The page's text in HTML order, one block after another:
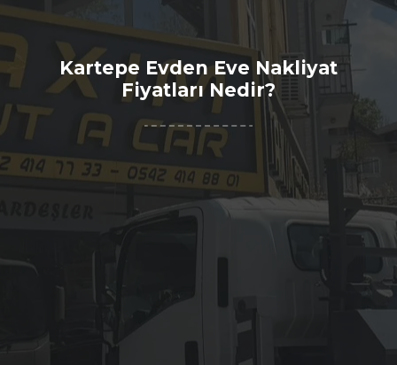
Kartepe Evden Eve Nakliyat
Fiyatları Nedir?